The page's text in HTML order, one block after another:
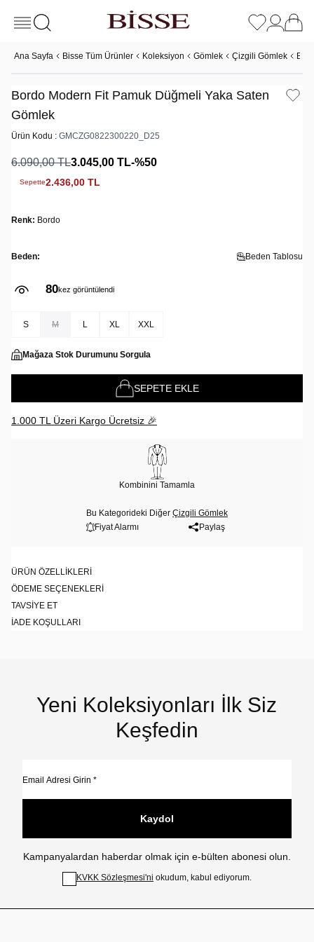
Ana Sayfa Bisse Tüm Ürünler Koleksiyon Gömlek Çizgili Gömlek
Bordo Modern Fit Pamuk Düğmeli Yaka Saten
Gömlek
Ürün Kodu : GMCZG0822300220_D25
6.090,00TL3.045,00 TL-%50
Sepette2.436,00 TL
Renk: Bordo
Beden: Beden Tablosu
80kez görüntülendi
S M L XL XXL
Mağaza Stok Durumunu Sorgula
SEPETE EKLE
1.000 TL Üzeri Kargo Ücretsiz 🎉
Kombinini Tamamla
Bu Kategorideki Diğer Çizgili Gömlek
Fiyat Alarmı
Paylaş
ÜRÜN ÖZELLIKLERI
ÖDEME SEÇENEKLERI
TAVSIYE ET
İADE KOŞULLARI
Yeni Koleksiyonları İlk Siz
Keşfedin
Kaydol
Kampanyalardan haberdar olmak için e-bülten abonesi olun.
KVKK Sözleşmesi'ni okudum, kabul ediyorum.